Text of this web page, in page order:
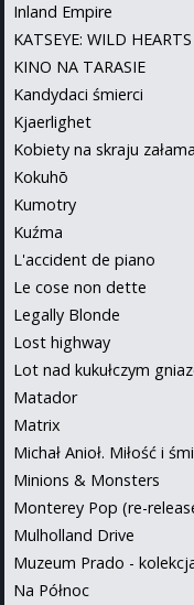
Inland Empire
KATSEYE: WILD HEARTS
KINO NA TARASIE
Kandydaci śmierci
Kjaerlighet
Kobiety na skraju
Kokuhō
Kumotry
Kuźma
L'accident de piano
Le cose non dette
Legally Blonde
Lost highway
Lot nad kukułczym
Matador
Matrix
Michał Anioł. Miłość i
Minions & Monsters
Monterey Pop (re-
Mulholland Drive
Muzeum Prado -
Na Północ